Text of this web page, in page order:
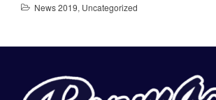
News 2019, Uncategorized